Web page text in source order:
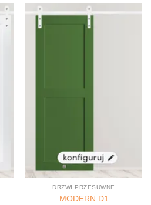
DRZWI PRZESUWNE
MODERN D1